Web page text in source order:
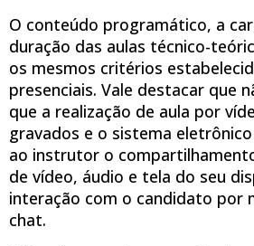
O conteúdo programático, a
duração das aulas técnico-
os mesmos critérios
presenciais. Vale destacar que
que a realização de aula por
gravados e o sistema
ao instrutor o
de vídeo, áudio e tela do seu
interação com o candidato por
chat.